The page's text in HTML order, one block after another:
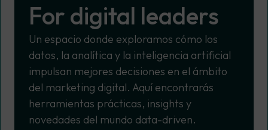
For digital leaders
Un espacio donde exploramos cómo los
datos, la analítica y la inteligencia artificial
impulsan mejores decisiones en el ámbito
del marketing digital. Aquí encontrarás
herramientas prácticas, insights y
novedades del mundo data-driven.